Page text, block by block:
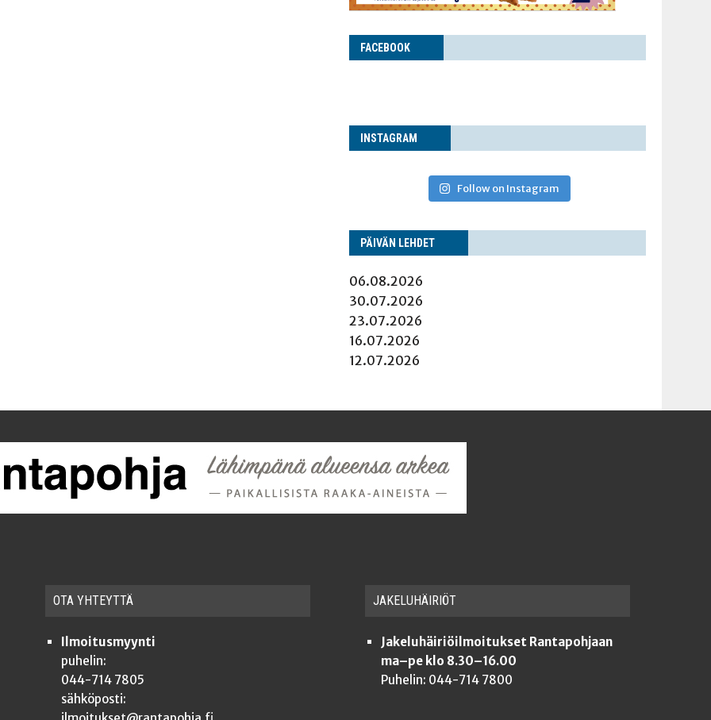
FACE­BOOK
INS­TA­GRAM
Follow on Instagram
PÄI­VÄN LEHDET
06.08.2026
30.07.2026
23.07.2026
16.07.2026
12.07.2026
OTA YHTEYT­TÄ
Ilmoitusmyynti
puhelin:
044-714 7805
sähköposti:
JAKE­LU­HÄI­RIÖT
Jakeluhäiriöilmoitukset Rantapohjaan
ma–pe klo 8.30–16.00
Puhelin: 044-714 7800